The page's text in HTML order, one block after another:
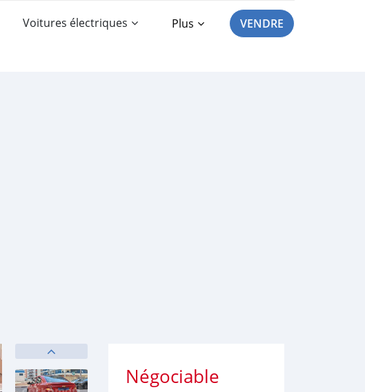
Voitures électriques Plus VENDRE
Négociable